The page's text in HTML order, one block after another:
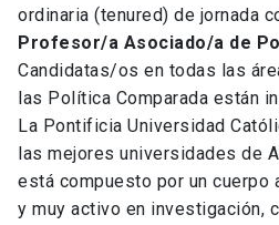
ordinaria (tenured) de jornada
Profesor/a Asociado/a de
Candidatas/os en todas las
las Política Comparada están
La Pontificia Universidad
las mejores universidades de
está compuesto por un cuerpo
y muy activo en investigación,